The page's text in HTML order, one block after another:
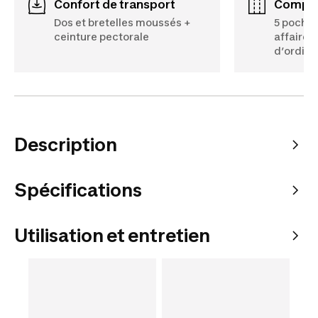
Confort de transport
Dos et bretelles moussés +
ceinture pectorale
5
Description
Spécifications
Utilisation et entretien